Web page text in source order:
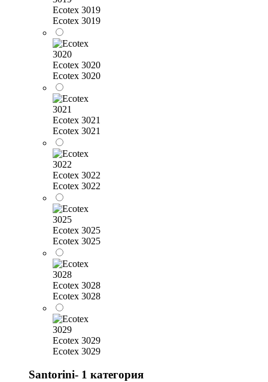
Ecotex 3019
Ecotex 3019
Ecotex 3020
Ecotex 3020
Ecotex 3021
Ecotex 3021
Ecotex 3022
Ecotex 3022
Ecotex 3025
Ecotex 3025
Ecotex 3028
Ecotex 3028
Ecotex 3029
Ecotex 3029
Santorini- 1 категория